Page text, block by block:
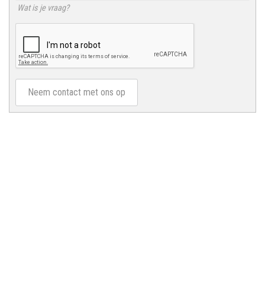
Wat is je vraag?
Neem contact met ons op